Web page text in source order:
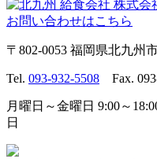
お問い合わせはこちら
〒802-0053 福岡県北九州
Tel. 093-932-5508 Fax.
月曜日～金曜日 9:00～
日